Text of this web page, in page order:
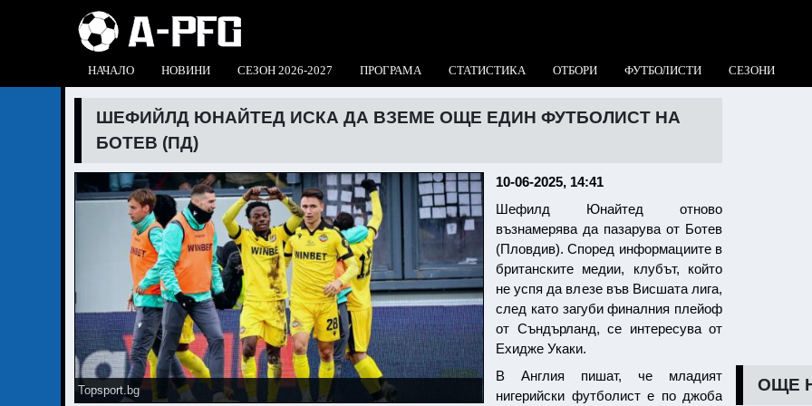
НАЧАЛО НОВИНИ СЕЗОН 2026-2027 ПРОГРАМА СТАТИСТИКА ОТБОРИ ФУТБОЛИСТИ СЕЗОНИ
ОЩЕ
ШЕФИЙЛД ЮНАЙТЕД ИСКА ДА ВЗЕМЕ ОЩЕ ЕДИН ФУТБОЛИСТ НА
БОТЕВ (ПД)
Topsport.bg
10-06-2025, 14:41
Шефилд Юнайтед отново
възнамерява да пазарува от Ботев
(Пловдив). Според информациите в
британските медии, клубът, който
не успя да влезе във Висшата лига,
след като загуби финалния плейоф
от Съндърланд, се интересува от
Ехидже Укаки.
В Англия пишат, че младият
нигерийски футболист е по джоба